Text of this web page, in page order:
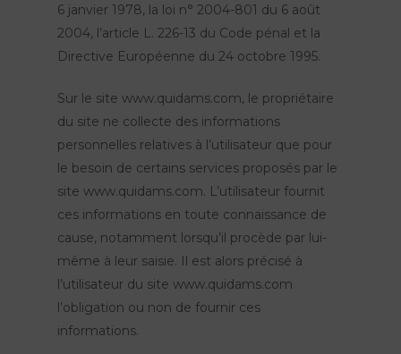
6 janvier 1978, la loi n° 2004-801 du 6 août
2004, l’article L. 226-13 du Code pénal et la
Directive Européenne du 24 octobre 1995.
Sur le site www.quidams.com, le propriétaire
du site ne collecte des informations
personnelles relatives à l’utilisateur que pour
le besoin de certains services proposés par le
site www.quidams.com. L’utilisateur fournit
ces informations en toute connaissance de
cause, notamment lorsqu’il procède par lui-
même à leur saisie. Il est alors précisé à
l’utilisateur du site www.quidams.com
l’obligation ou non de fournir ces
informations.
FR
EN